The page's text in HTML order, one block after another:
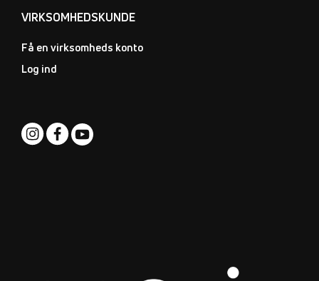
VIRKSOMHEDSKUNDE
Få en virksomheds konto
Log ind